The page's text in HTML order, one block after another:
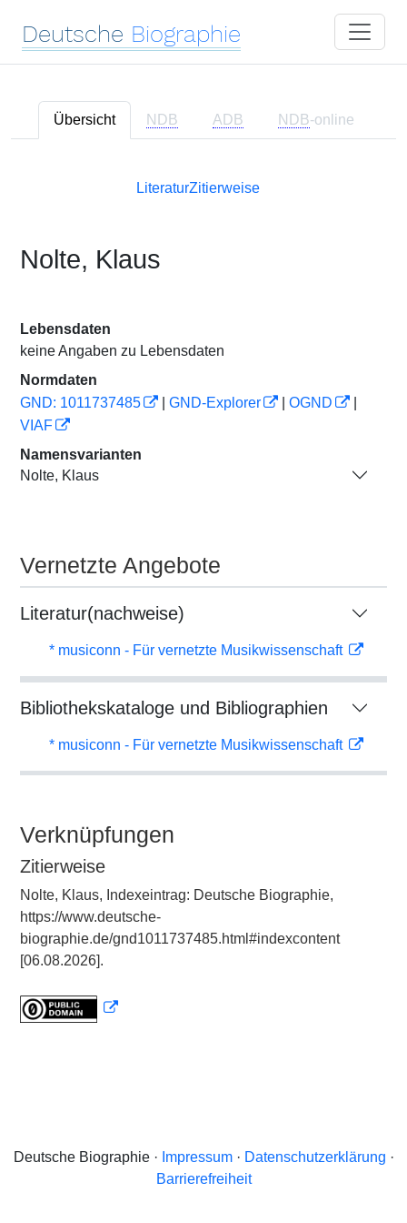
Deutsche Biographie
Übersicht NDB ADB NDB-online
LiteraturZitierweise
Nolte, Klaus
Lebensdaten
keine Angaben zu Lebensdaten
Normdaten
GND: 1011737485
GND-Explorer OGND
VIAF
Namensvarianten
Nolte, Klaus
Vernetzte Angebote
Literatur(nachweise)
* musiconn - Für vernetzte Musikwissenschaft
Bibliothekskataloge und Bibliographien
* musiconn - Für vernetzte Musikwissenschaft
Verknüpfungen
Zitierweise
Nolte, Klaus, Indexeintrag: Deutsche Biographie,
https://www.deutsche-
biographie.de/gnd1011737485.html#indexcontent
[06.08.2026].
Deutsche Biographie · Impressum· Datenschutzerklärung ·
Barrierefreiheit